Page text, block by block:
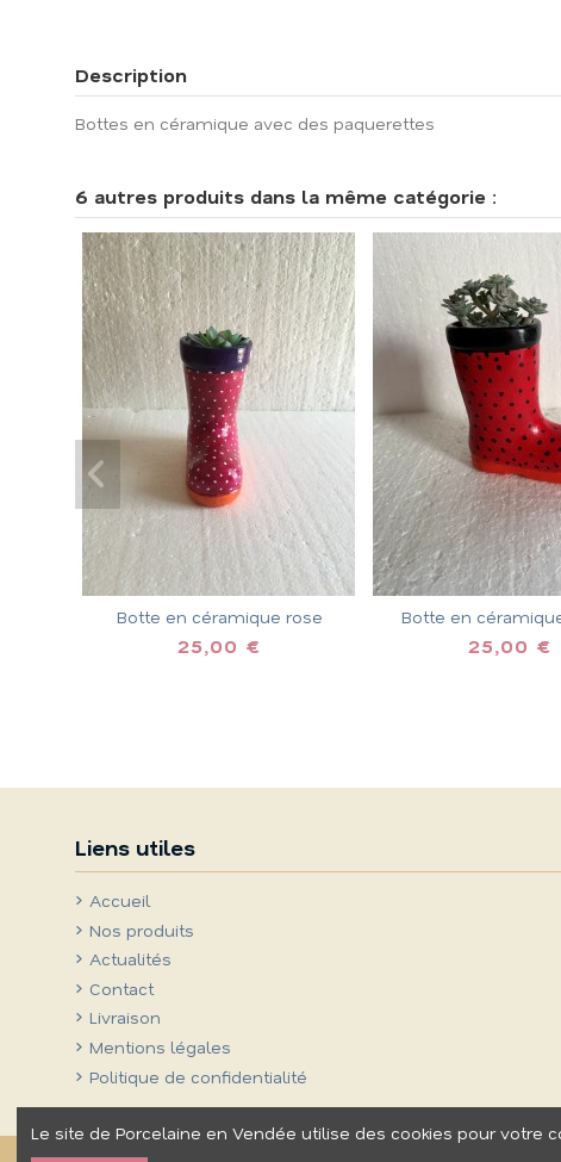
Description
Bottes en céramique avec des paquerettes
6 autres produits dans la même catégorie :
Botte en céramique rose
25,00 €
Botte en céramique
25,00 €
Liens utiles
Accueil
Nos produits
Actualités
Contact
Livraison
Mentions légales
Politique de confidentialité
Le site de Porcelaine en Vendée utilise des cookies pour votre